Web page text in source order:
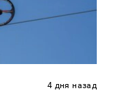
4 дня назад